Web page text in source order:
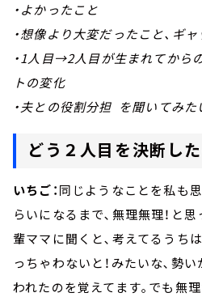
・よかったこと
・想像より大変だったこと、ギ
・1人目→2人目が生まれてから
トの変化
・夫との役割分担 を聞いてみた
どう２人目を決断し
いちご：同じようなことを私も
らいになるまで､無理無理！と
輩ママに聞くと､考えてるうち
っちゃわないと！みたいな､勢
われたのを覚えてます｡でも無